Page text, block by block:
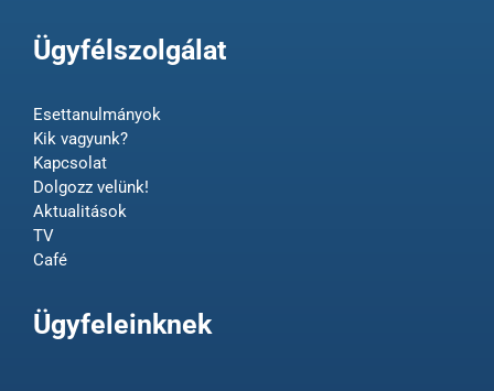
Ügyfélszolgálat
Esettanulmányok
Kik vagyunk?
Kapcsolat
Dolgozz velünk!
Aktualitások
TV
Café
Ügyfeleinknek